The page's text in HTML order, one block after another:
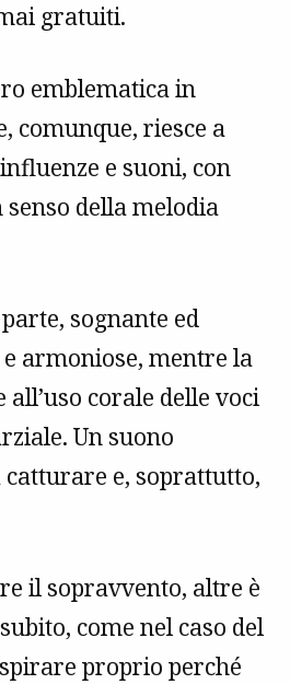
gratuiti.
emblematica in
comunque, riesce a
e suoni, con
della melodia
sognante ed
armoniose, mentre la
corale delle voci
Un suono
e, soprattutto,
il sopravvento, altre è
come nel caso del
proprio perché